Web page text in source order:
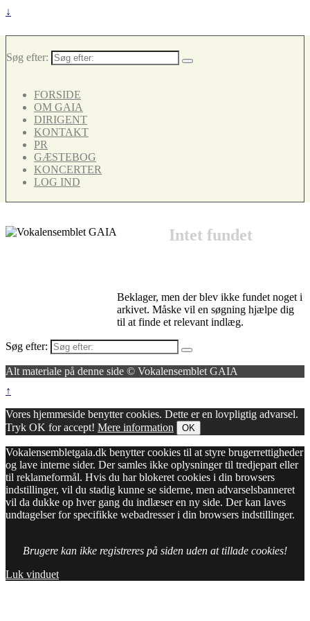
↓
Søg efter:
FORSIDE
OM GAIA
DIRIGENT
KONTAKT
PR
GÆSTEBOG
KONCERTER
LOG IND
Intet fundet
Beklager, men der blev ikke fundet noget i
arkivet. Måske vil en søgning hjælpe dig
til at finde et relevant indlæg.
Søg efter:
Alt materiale på denne side © Vokalensemblet GAIA
↑
Vores hjemmeside benytter cookies. Dette er en lovpligtig advarsel.
Tryk OK for accept! Mere information OK
Vokalensembletgaia.dk benytter cookies til at styre brugerrettigheder
og lave interne sider. Der samles ikke oplysninger til tredjepart eller
til reklameformål. Hvis du har blokeret cookies i din browsers
indstillinger, vil du stadig kunne se siderne, men advarselsbanneret
vil da dukke op hver gang du indlæser en ny side. Der kan laves
undtagelser for specifikke webadresser i din browsers indstillinger.
Brugere kan ikke registreres på siden uden at tillade cookies!
Luk vinduet